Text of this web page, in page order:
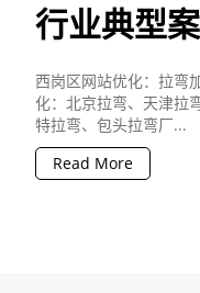
行业典型
西岗区网站优化：拉弯
化：北京拉弯、天津拉
特拉弯、包头拉弯厂...
Read More